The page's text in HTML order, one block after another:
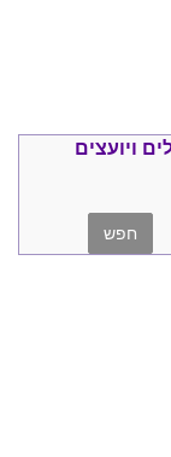
ויועצים